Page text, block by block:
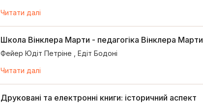
Читати далі
Школа Вінклера Марти - педагогіка Вінклера Марти
Фейер Юдіт Петріне Едіт Бодоні
Читати далі
Друковані та електронні книги: історичний аспект